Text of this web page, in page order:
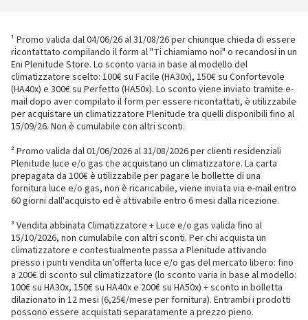
¹ Promo valida dal 04/06/26 al 31/08/26 per chiunque chieda di essere
ricontattato compilando il form al "Ti chiamiamo noi" o recandosi in un
Eni Plenitude Store. Lo sconto varia in base al modello del
climatizzatore scelto: 100€ su Facile (HA30x), 150€ su Confortevole
(HA40x) e 300€ su Perfetto (HA50x). Lo sconto viene inviato tramite e-
mail dopo aver compilato il form per essere ricontattati, è utilizzabile
per acquistare un climatizzatore Plenitude tra quelli disponibili fino al
15/09/26. Non è cumulabile con altri sconti.
² Promo valida dal 01/06/2026 al 31/08/2026 per clienti residenziali
Plenitude luce e/o gas che acquistano un climatizzatore. La carta
prepagata da 100€ è utilizzabile per pagare le bollette di una
fornitura luce e/o gas, non è ricaricabile, viene inviata via e-mail entro
60 giorni dall'acquisto ed è attivabile entro 6 mesi dalla ricezione.
³ Vendita abbinata Climatizzatore + Luce e/o gas valida fino al
15/10/2026, non cumulabile con altri sconti. Per chi acquista un
climatizzatore e contestualmente passa a Plenitude attivando
presso i punti vendita un’offerta luce e/o gas del mercato libero: fino
a 200€ di sconto sul climatizzatore (lo sconto varia in base al modello:
100€ su HA30x, 150€ su HA40x e 200€ su HA50x) + sconto in bolletta
dilazionato in 12 mesi (6,25€/mese per fornitura). Entrambi i prodotti
possono essere acquistati separatamente a prezzo pieno.